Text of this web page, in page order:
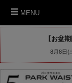
MENU
【お盆
8月8日(